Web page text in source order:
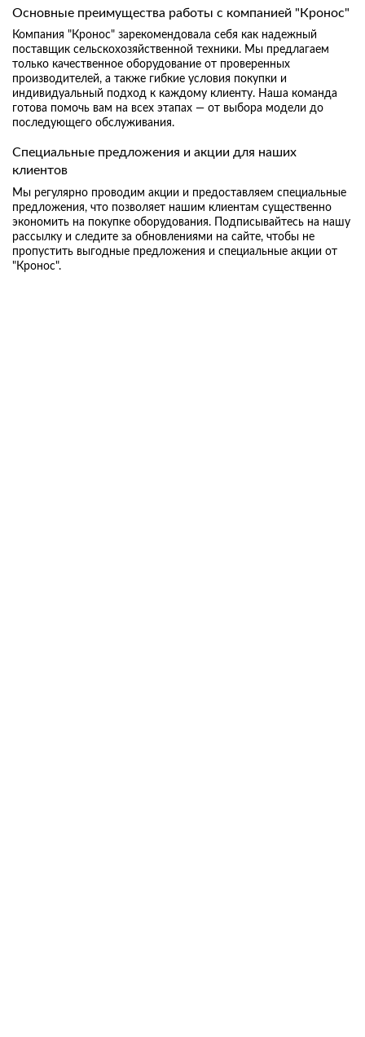
Основные преимущества работы с компанией "Кронос"
Компания "Кронос" зарекомендовала себя как надежный
поставщик сельскохозяйственной техники. Мы предлагаем
только качественное оборудование от проверенных
производителей, а также гибкие условия покупки и
индивидуальный подход к каждому клиенту. Наша команда
готова помочь вам на всех этапах — от выбора модели до
последующего обслуживания.
Специальные предложения и акции для наших
клиентов
Мы регулярно проводим акции и предоставляем специальные
предложения, что позволяет нашим клиентам существенно
экономить на покупке оборудования. Подписывайтесь на нашу
рассылку и следите за обновлениями на сайте, чтобы не
пропустить выгодные предложения и специальные акции от
"Кронос".